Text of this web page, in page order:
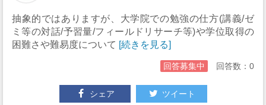
抽象的ではありますが、大学院での勉強の仕方(講義/ゼ
ミ等の対話/予習量/フィールドリサーチ等)や学位取得の
困難さや難易度について [続きを見る]
回答募集中 回答数：0
シェア ツイート